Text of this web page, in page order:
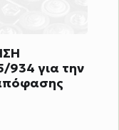
για την